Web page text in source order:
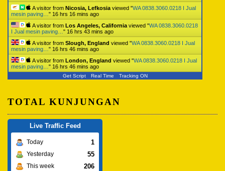
A visitor from Nicosia, Lefkosia viewed "WA 0838.3060.0218 I Jual
mesin paving… " 16 hrs 16 mins ago
A visitor from Los Angeles, California viewed "WA 0838.3060.0218
I Jual mesin paving… " 16 hrs 43 mins ago
A visitor from Slough, England viewed "WA 0838.3060.0218 I Jual
mesin paving… " 16 hrs 46 mins ago
A visitor from London, England viewed "WA 0838.3060.0218 I Jual
mesin paving… " 16 hrs 46 mins ago
Get Script Real Time Tracking ON
TOTAL KUNJUNGAN
Live Traffic Feed
Today 1
Yesterday 55
This week 206